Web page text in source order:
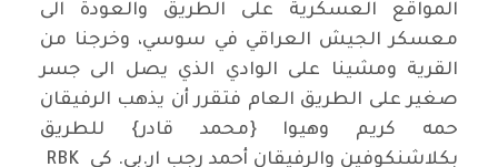
المواقع العسكرية على الطريق والعودة الى
معسكر الجيش العراقي في سوسي، وخرجنا من
القرية ومشينا على الوادي الذي يصل الى جسر
صغير على الطريق العام فتقرر أن يذهب الرفيقان
حمه كريم وهيوا {محمد قادر} للطريق